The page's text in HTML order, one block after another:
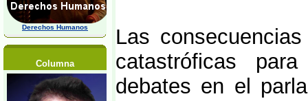
Derechos Humanos
Columna
Las
catastróficas
debates en el